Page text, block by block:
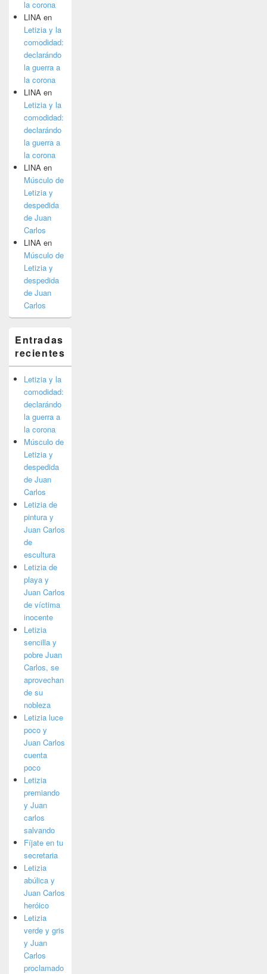
la corona
LINA en
Letizia y la
comodidad:
declarándo
la guerra a
la corona
LINA en
Letizia y la
comodidad:
declarándo
la guerra a
la corona
LINA en
Músculo de
Letizia y
despedida
de Juan
Carlos
LINA en
Músculo de
Letizia y
despedida
de Juan
Carlos
Entradas
recientes
Letizia y la
comodidad:
declarándo
la guerra a
la corona
Músculo de
Letizia y
despedida
de Juan
Carlos
Letizia de
pintura y
Juan Carlos
de
escultura
Letizia de
playa y
Juan Carlos
de víctima
inocente
Letizia
sencilla y
pobre Juan
Carlos, se
aprovechan
de su
nobleza
Letizia luce
poco y
Juan Carlos
cuenta
poco
Letizia
premiando
y Juan
carlos
salvando
Fíjate en tu
secretaria
Letizia
abúlica y
Juan Carlos
heróico
Letizia
verde y gris
y Juan
Carlos
proclamado